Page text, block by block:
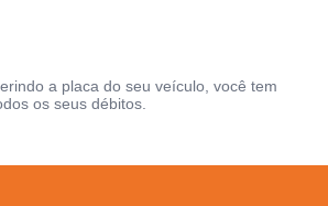
a placa do seu veículo, você tem
os seus débitos.